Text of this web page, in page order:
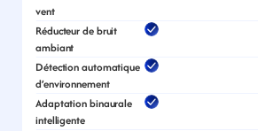
vent
Réducteur de bruit
ambiant
Détection automatique
d’environnement
Adaptation binaurale
intelligente